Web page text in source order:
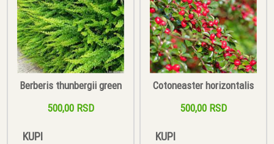
Berberis thunbergii green
500,00 RSD
KUPI
Cotoneaster horizontalis
500,00 RSD
KUPI